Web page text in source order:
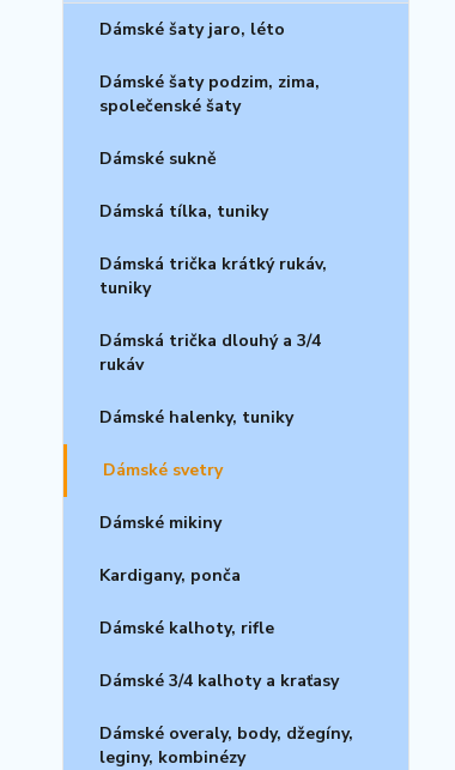
Dámské šaty jaro, léto
Dámské šaty podzim, zima,
společenské šaty
Dámské sukně
Dámská tílka, tuniky
Dámská trička krátký rukáv,
tuniky
Dámská trička dlouhý a 3/4
rukáv
Dámské halenky, tuniky
Dámské svetry
Dámské mikiny
Kardigany, ponča
Dámské kalhoty, rifle
Dámské 3/4 kalhoty a kraťasy
Dámské overaly, body, džegíny,
leginy, kombinézy